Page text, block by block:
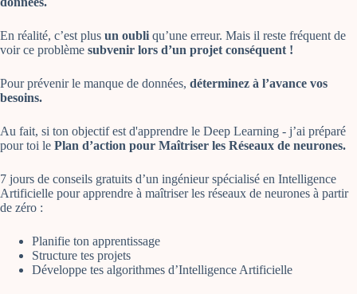
En réalité, c’est plus un oubli qu’une erreur. Mais il reste fréquent de
voir ce problème subvenir lors d’un projet conséquent !
Pour prévenir le manque de données, déterminez à l’avance vos
besoins.
Au fait, si ton objectif est d'apprendre le Deep Learning - j’ai préparé
pour toi le Plan d’action pour Maîtriser les Réseaux de neurones.
7 jours de conseils gratuits d’un ingénieur spécialisé en Intelligence
Artificielle pour apprendre à maîtriser les réseaux de neurones à partir
de zéro :
Planifie ton apprentissage
Structure tes projets
Développe tes algorithmes d’Intelligence Artificielle